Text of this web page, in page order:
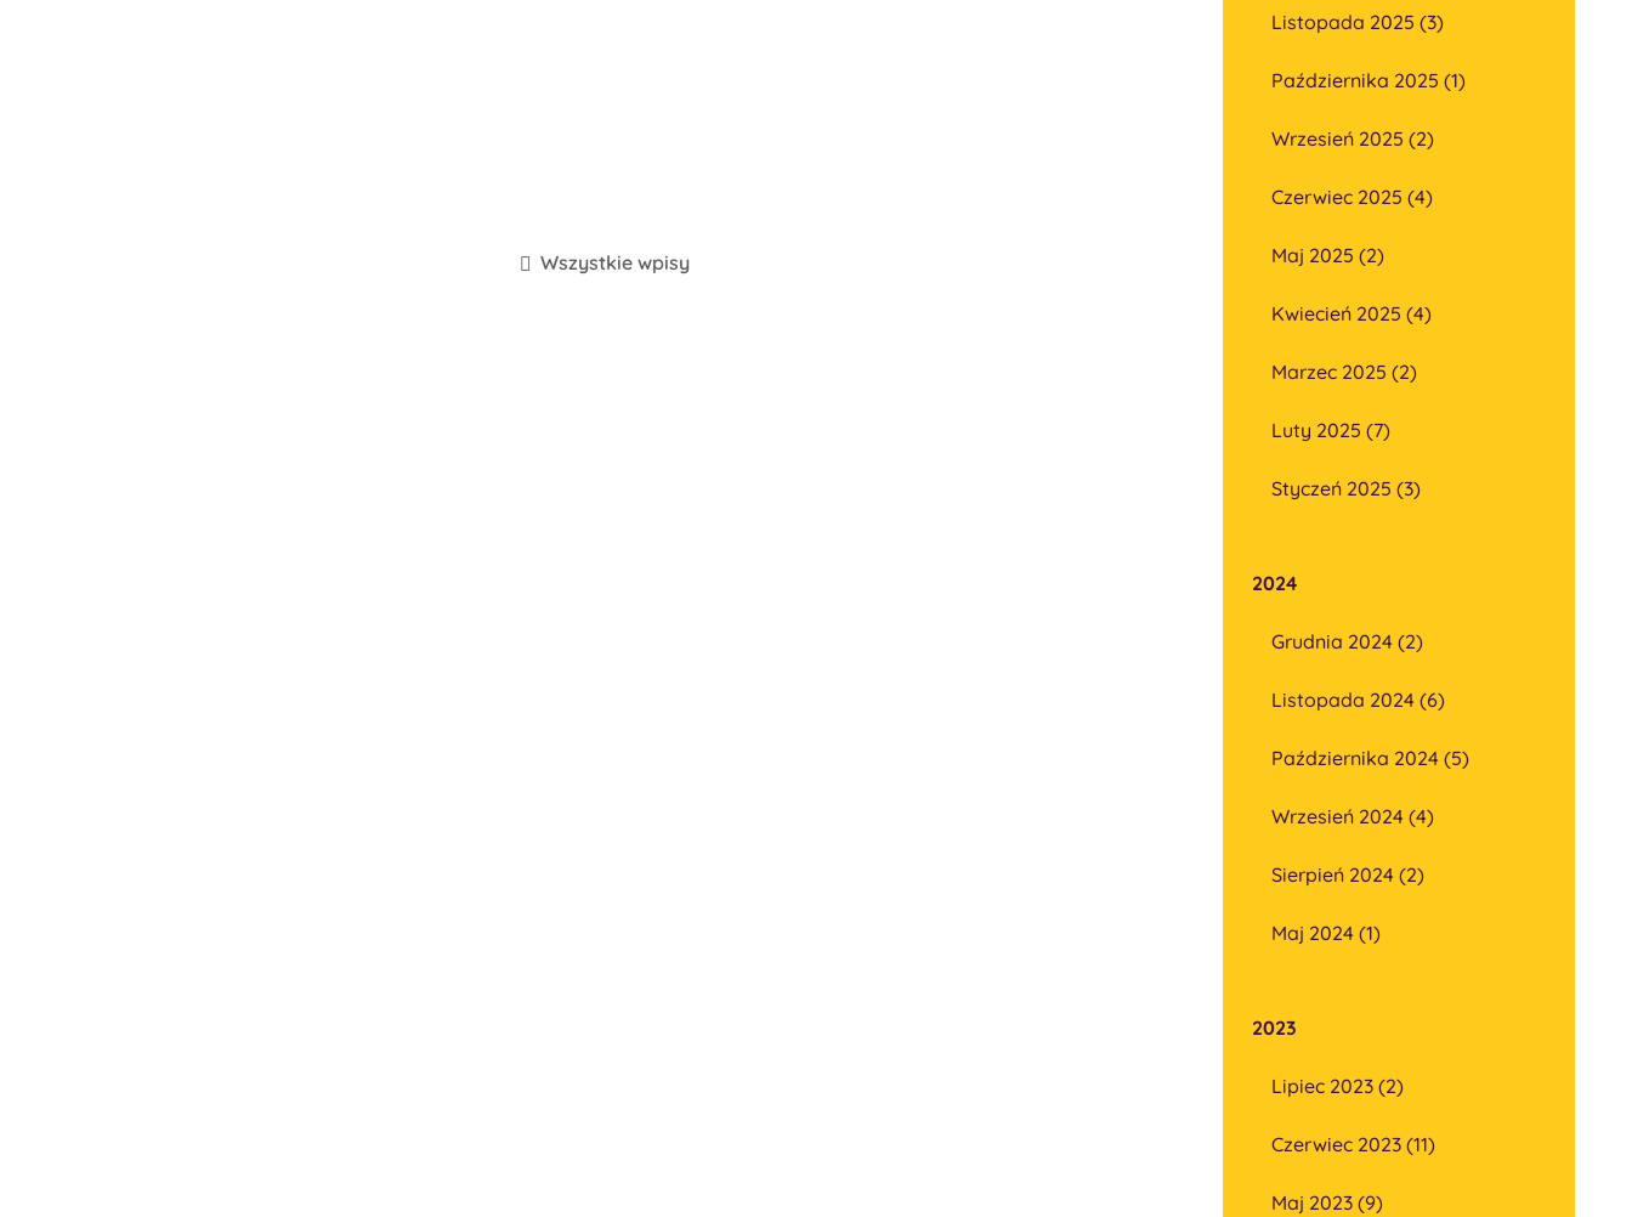
Wszystkie wpisy
Listopada 2025 (3)
Października 2025 (1)
Wrzesień 2025 (2)
Czerwiec 2025 (4)
Maj 2025 (2)
Kwiecień 2025 (4)
Marzec 2025 (2)
Luty 2025 (7)
Styczeń 2025 (3)
2024
Grudnia 2024 (2)
Listopada 2024 (6)
Października 2024 (5)
Wrzesień 2024 (4)
Sierpień 2024 (2)
Maj 2024 (1)
2023
Lipiec 2023 (2)
Czerwiec 2023 (11)
Maj 2023 (9)